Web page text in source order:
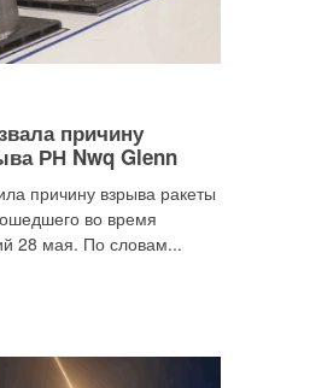
причину
РН Nwq Glenn
причину взрыва ракеты
во время
28 мая. По словам...